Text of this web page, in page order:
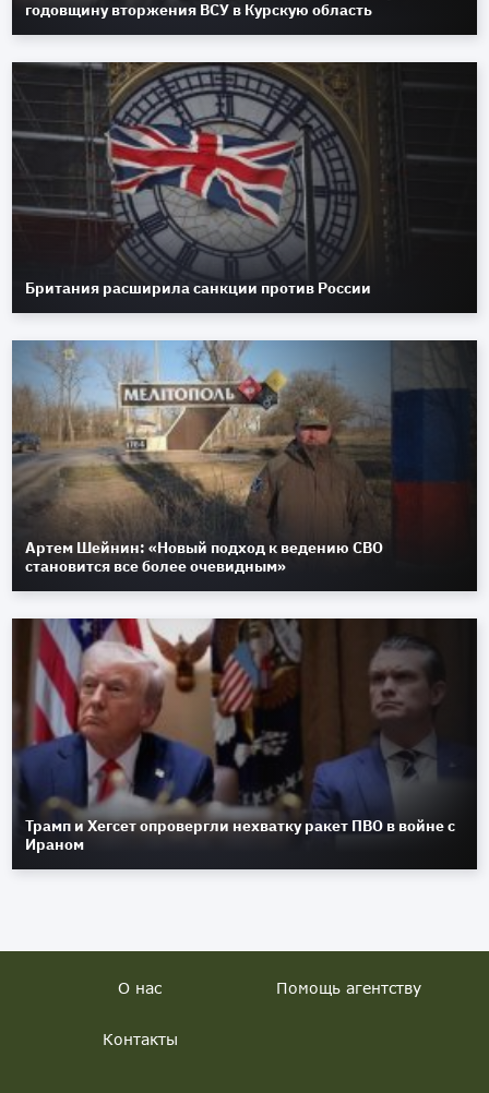
годовщину вторжения ВСУ в Курскую область
Британия расширила санкции против России
Артем Шейнин: «Новый подход к ведению СВО
становится все более очевидным»
Трамп и Хегсет опровергли нехватку ракет ПВО в войне с
Ираном
О нас Помощь агентству
Контакты